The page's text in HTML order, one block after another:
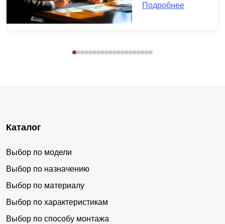
Подробнее
Каталог
Выбор по модели
Выбор по назначению
Выбор по материалу
Выбор по характеристикам
Выбор по способу монтажа